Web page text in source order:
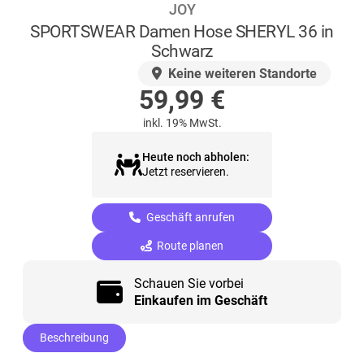
JOY
SPORTSWEAR Damen Hose SHERYL 36 in
Schwarz
Keine weiteren Standorte
59,99 €
inkl. 19% MwSt.
Heute noch abholen:
Jetzt reservieren.
Geschäft anrufen
Route planen
Schauen Sie vorbei
Einkaufen im Geschäft
Beschreibung